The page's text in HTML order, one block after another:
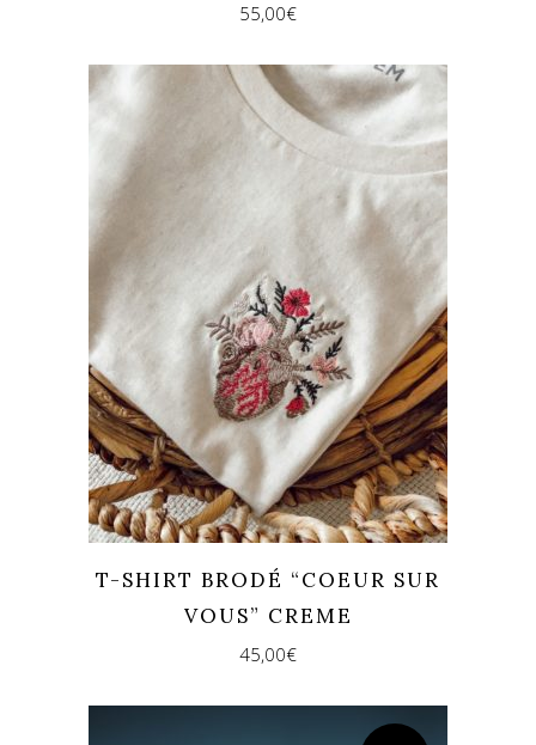
55,00€
T-SHIRT BRODÉ “COEUR SUR
VOUS” CREME
45,00€